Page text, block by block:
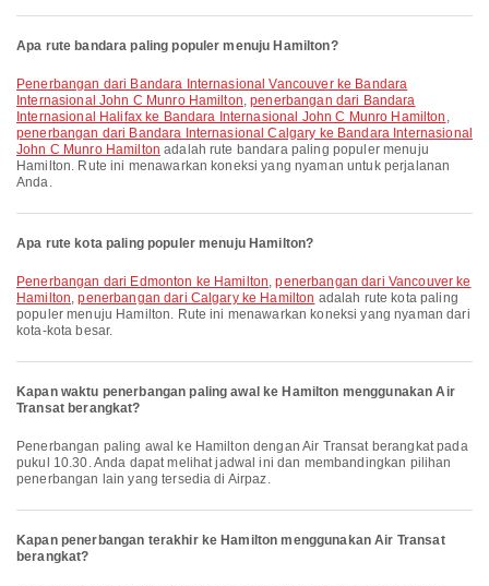
Apa rute bandara paling populer menuju Hamilton?
penerbangan dari Bandara Internasional Vancouver ke Bandara
Internasional John C Munro Hamilton,penerbangan dari Bandara
Internasional Halifax ke Bandara Internasional John C Munro Hamilton ,
penerbangan dari Bandara Internasional Calgary ke Bandara Internasional
John C Munro Hamilton adalah rute bandara paling populer menuju
Hamilton. Rute ini menawarkan koneksi yang nyaman untuk perjalanan
Anda.
Apa rute kota paling populer menuju Hamilton?
penerbangan dari Edmonton ke Hamilton,penerbangan dari Vancouver ke
Hamilton,penerbangan dari Calgary ke Hamilton adalah rute kota paling
populer menuju Hamilton. Rute ini menawarkan koneksi yang nyaman dari
kota-kota besar.
Kapan waktu penerbangan paling awal ke Hamilton menggunakan Air
Transat berangkat?
Penerbangan paling awal ke Hamilton dengan Air Transat berangkat pada
pukul 10.30. Anda dapat melihat jadwal ini dan membandingkan pilihan
penerbangan lain yang tersedia di Airpaz.
Kapan penerbangan terakhir ke Hamilton menggunakan Air Transat
berangkat?